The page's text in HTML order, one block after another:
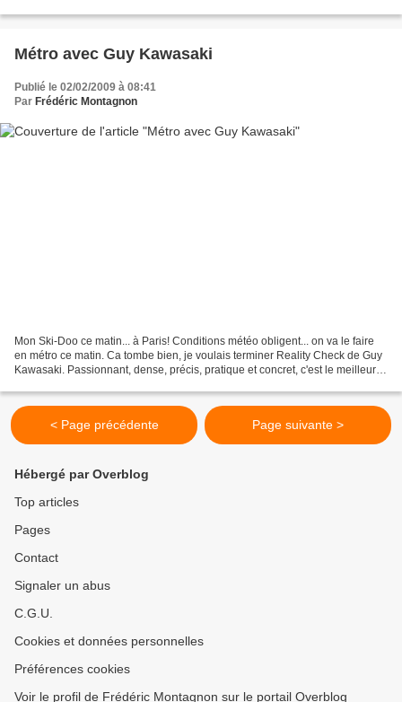
Métro avec Guy Kawasaki
Publié le 02/02/2009 à 08:41
Par Frédéric Montagnon
Mon Ski-Doo ce matin... à Paris! Conditions météo obligent... on va le faire
en métro ce matin. Ca tombe bien, je voulais terminer Reality Check de Guy
Kawasaki. Passionnant, dense, précis, pratique et concret, c'est le meilleur
< Page précédente Page suivante >
Hébergé par Overblog
Top articles
Pages
Contact
Signaler un abus
C.G.U.
Cookies et données personnelles
Préférences cookies
Voir le profil de Frédéric Montagnon sur le portail Overblog